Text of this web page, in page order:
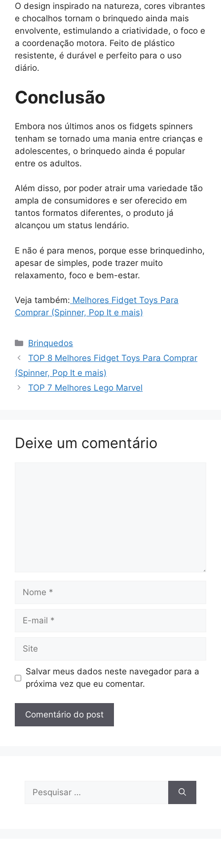
O design inspirado na natureza, cores vibrantes
e chocalhos tornam o brinquedo ainda mais
envolvente, estimulando a criatividade, o foco e
a coordenação motora. Feito de plástico
resistente, é durável e perfeito para o uso
diário.
Conclusão
Embora nos últimos anos os fidgets spinners
tenham se tornado uma mania entre crianças e
adolescentes, o brinquedo ainda é popular
entre os adultos.
Além disso, por poder atrair uma variedade tão
ampla de consumidores e ser oferecido em
tantos formatos diferentes, o produto já
alcançou um status lendário.
E não é para menos, porque esse brinquedinho,
apesar de simples, pode trazer muito
relaxamento, foco e bem-estar.
Veja também: Melhores Fidget Toys Para
Comprar (Spinner, Pop It e mais)
Categorias
Brinquedos
TOP 8 Melhores Fidget Toys Para Comprar
(Spinner, Pop It e mais)
TOP 7 Melhores Lego Marvel
Deixe um comentário
Nome
Site
Salvar meus dados neste navegador para a
próxima vez que eu comentar.
por: